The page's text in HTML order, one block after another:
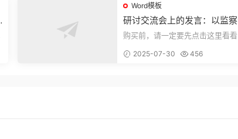
Word模板
研讨交流会上的发言：以监
实施条例为纲推动巡察工作
购买前，请一定要先点击这里看
束，本文...
2025-07-30 456